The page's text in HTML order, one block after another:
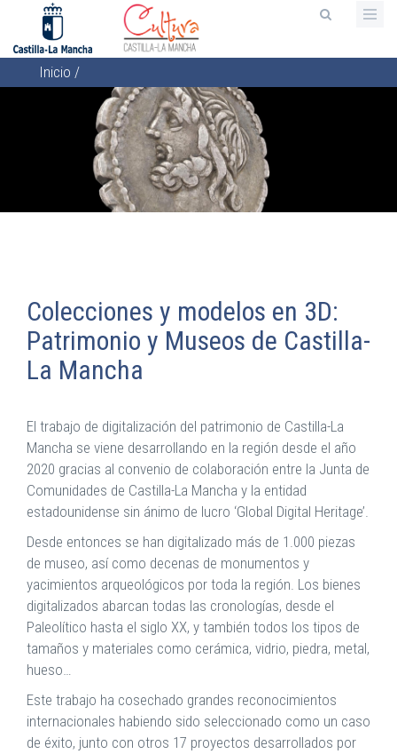
contenido
principal
Sobrescribir
la
Inicio /
Colecciones y modelos en 3D:
Patrimonio y Museos de Castilla-
La Mancha
El trabajo de digitalización del patrimonio de Castilla-La
Mancha se viene desarrollando en la región desde el año
2020 gracias al convenio de colaboración entre la Junta de
Comunidades de Castilla-La Mancha y la entidad
estadounidense sin ánimo de lucro ‘Global Digital Heritage’.
Desde entonces se han digitalizado más de 1.000 piezas
de museo, así como decenas de monumentos y
yacimientos arqueológicos por toda la región. Los bienes
digitalizados abarcan todas las cronologías, desde el
Paleolítico hasta el siglo XX, y también todos los tipos de
tamaños y materiales como cerámica, vidrio, piedra, metal,
hueso…
Este trabajo ha cosechado grandes reconocimientos
internacionales habiendo sido seleccionado como un caso
de éxito, junto con otros 17 proyectos desarrollados por